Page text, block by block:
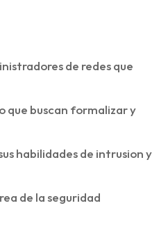
de redes que
que buscan formalizar y
habilidades de intrusion y
de la seguridad